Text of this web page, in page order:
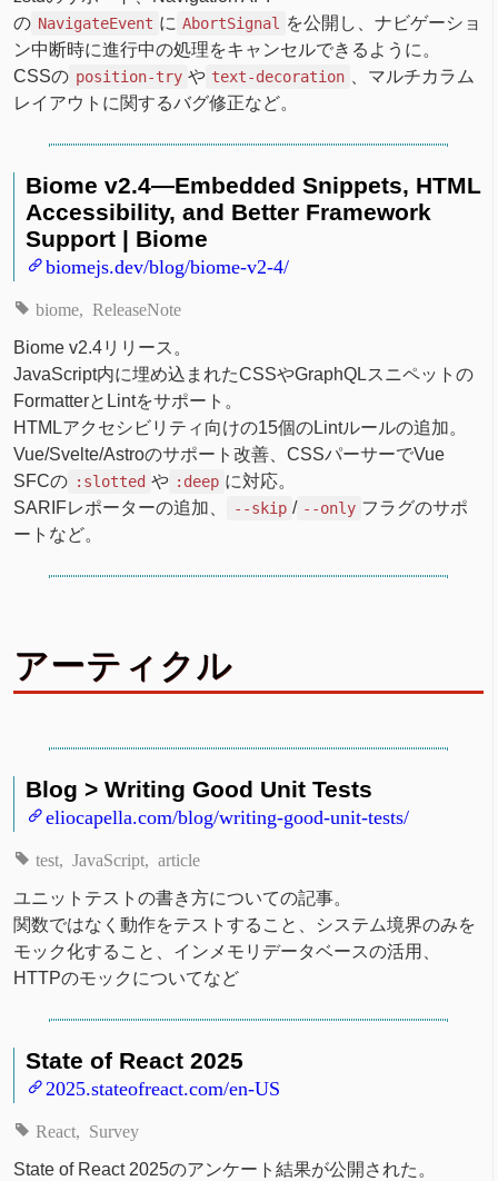
の NavigateEvent に AbortSignal を公開し、ナビゲーショ
ン中断時に進行中の処理をキャンセルできるように。
CSSの position-try や text-decoration
、マルチカラム
レイアウトに関するバグ修正など。
Biome v2.4—Embedded Snippets, HTML
Accessibility, and Better Framework
Support | Biome
biomejs.dev/blog/biome-v2-4/
biome ReleaseNote
Biome v2.4リリース。
JavaScript内に埋め込まれたCSSやGraphQLスニペットの
FormatterとLintをサポート。
HTMLアクセシビリティ向けの15個のLintルールの追加。
Vue/Svelte/Astroのサポート改善、CSSパーサーでVue
SFCの :slotted や :deep に対応。
SARIFレポーターの追加、
--skip / --only フラグのサポ
ートなど。
アーティクル
Blog > Writing Good Unit Tests
eliocapella.com/blog/writing-good-unit-tests/
test JavaScript article
ユニットテストの書き方についての記事。
関数ではなく動作をテストすること、システム境界のみを
モック化すること、インメモリデータベースの活用、
HTTPのモックについてなど
State of React 2025
2025.stateofreact.com/en-US
React Survey
State of React 2025のアンケート結果が公開された。